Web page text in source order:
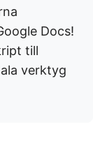
Docs!
till
verktyg